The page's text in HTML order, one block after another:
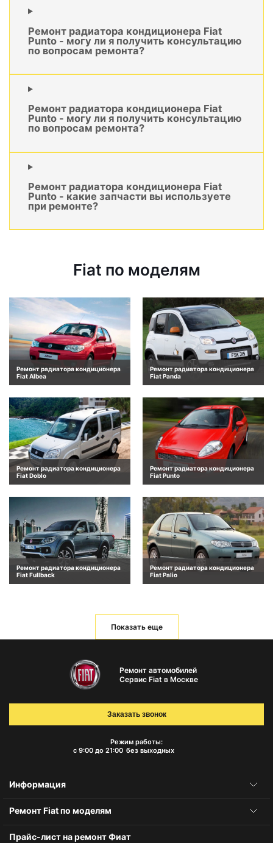
Ремонт радиатора кондиционера Fiat
Punto - могу ли я получить консультацию
по вопросам ремонта?
Ремонт радиатора кондиционера Fiat
Punto - могу ли я получить консультацию
по вопросам ремонта?
Ремонт радиатора кондиционера Fiat
Punto - какие запчасти вы используете
при ремонте?
Fiat по моделям
Ремонт радиатора кондиционера
Fiat Albea
Ремонт радиатора кондиционера
Fiat Panda
Ремонт радиатора кондиционера
Fiat Doblo
Ремонт радиатора кондиционера
Fiat Punto
Ремонт радиатора кондиционера
Fiat Fullback
Ремонт радиатора кондиционера
Fiat Palio
Показать еще
Ремонт автомобилей
Сервис Fiat в Москве
Режим работы:
с 9:00 до 21:00 без выходных
Заказать звонок
Информация
Ремонт Fiat по моделям
Прайс-лист на ремонт Фиат